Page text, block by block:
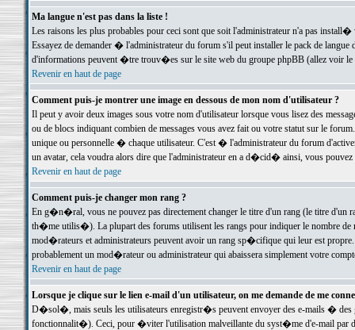
Ma langue n'est pas dans la liste !
Les raisons les plus probables pour ceci sont que soit l'administrateur n'a pas
Essayez de demander � l'administrateur du forum s'il peut installer le pack de
d'informations peuvent �tre trouv�es sur le site web du groupe phpBB (allez voir le
Revenir en haut de page
Comment puis-je montrer une image en dessous de mon nom d'utilisateur ?
Il peut y avoir deux images sous votre nom d'utilisateur lorsque vous lisez des
ou de blocs indiquant combien de messages vous avez fait ou votre statut sur le
unique ou personnelle � chaque utilisateur. C'est � l'administrateur du forum
un avatar, cela voudra alors dire que l'administrateur en a d�cid� ainsi, vous
Revenir en haut de page
Comment puis-je changer mon rang ?
En g�n�ral, vous ne pouvez pas directement changer le titre d'un rang (le titre d'un
th�me utilis�). La plupart des forums utilisent les rangs pour indiquer le nombre de
mod�rateurs et administrateurs peuvent avoir un rang sp�cifique qui leur est
probablement un mod�rateur ou administrateur qui abaissera simplement votre
Revenir en haut de page
Lorsque je clique sur le lien e-mail d'un utilisateur, on me demande de me
D�sol�, mais seuls les utilisateurs enregistr�s peuvent envoyer des e-mails �
fonctionnalit�). Ceci, pour �viter l'utilisation malveillante du syst�me d'e-mail par